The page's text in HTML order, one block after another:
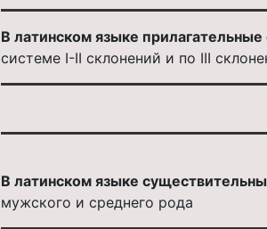
В латинском языке
системе I-II склонений и по III
В латинском языке
мужского и среднего рода